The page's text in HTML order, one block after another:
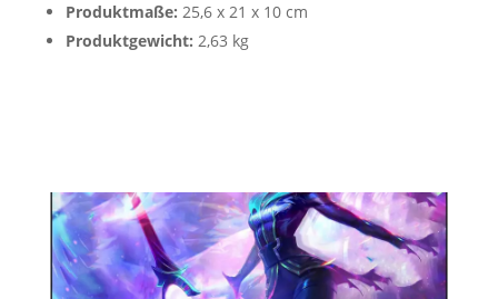
Produktmaße: 25,6 x 21 x 10 cm
Produktgewicht: 2,63 kg